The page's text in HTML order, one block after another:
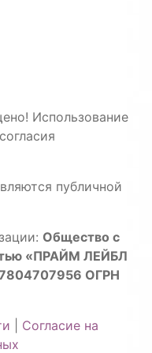
Использование
публичной
Общество с
«ПРАЙМ ЛЕЙБЛ
ОГРН
Согласие на